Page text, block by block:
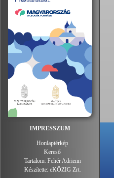
IMPRESSZUM
Honlaptérkép
Kereső
Tartalom: Fehér Adrienn
Készítette: eKÖZIG Zrt.